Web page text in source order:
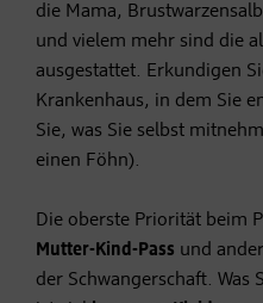
die Mama,
und vielem mehr sind die
ausgestattet. Erkundigen
Krankenhaus, in dem Sie
Sie, was Sie selbst
einen Föhn).
Die oberste Priorität beim
Mutter-Kind-Pass und
der Schwangerschaft. Was